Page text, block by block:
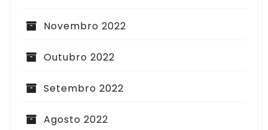
Novembro 2022
Outubro 2022
Setembro 2022
Agosto 2022